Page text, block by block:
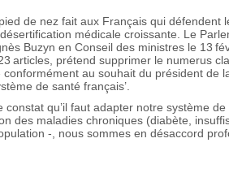
de nez fait aux Français qui défendent
médicale croissante. Le
Buzyn en Conseil des ministres le 13
articles, prétend supprimer le numerus
au souhait du président de
de santé français’.
constat qu’il faut adapter notre système
des maladies chroniques (diabète,
-, nous sommes en désaccord